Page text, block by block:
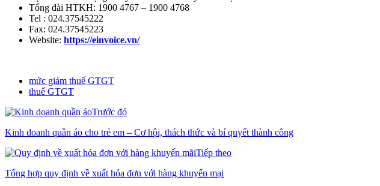
Tổng đài HTKH: 1900 4767 – 1900 4768
Tel : 024.37545222
Fax: 024.37545223
Website: https://einvoice.vn/
mức giảm thuế GTGT
thuế GTGT
Trước đó
Kinh doanh quần áo cho trẻ em – Cơ hội, thách thức và bí quyết thành công
Tiếp theo
Tổng hợp quy định về xuất hóa đơn với hàng khuyến mại